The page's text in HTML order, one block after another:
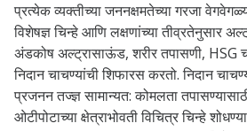
प्रत्येक व्यक्तीच्या जननक्षमतेच्या गरजा
विशेषज्ञ चिन्हे आणि लक्षणांच्या तीव्रतेनुसार
अंडकोष अल्ट्रासाऊंड, शरीर तपासणी,
निदान चाचण्यांची शिफारस करतो. निदान
प्रजनन तज्ज्ञ सामान्यत: कोमलता
ओटीपोटाच्या क्षेत्राभोवती विचित्र चिन्हे